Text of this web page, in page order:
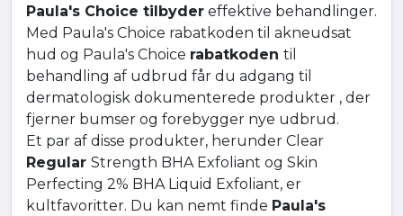
Paula's Choice tilbyder effektive behandlinger.
Med Paula's Choice rabatkoden til akneudsat
hud og Paula's Choice rabatkoden til
behandling af udbrud får du adgang til
dermatologisk dokumenterede produkter , der
fjerner bumser og forebygger nye udbrud.
Et par af disse produkter, herunder Clear
Regular Strength BHA Exfoliant og Skin
Perfecting 2% BHA Liquid Exfoliant, er
kultfavoritter. Du kan nemt finde Paula's